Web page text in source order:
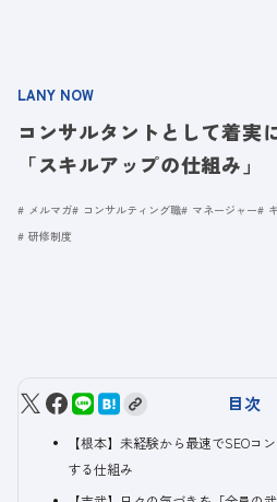
LANY NOW
コンサルタントとして着実
「スキルアップの仕組み」
メルマガ コンサルティング職 マネージャー
研修制度
目次
【根本】未経験から最速でSEOコ
する仕組み